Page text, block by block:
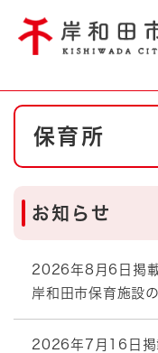
やさしい日本語
文字サイズ 標準
背景色変更 白 黒
防災・緊急
ハザードマ
本
保育所
お知らせ
2026年8月6日掲
岸和田市保育施設
2026年7月16日掲